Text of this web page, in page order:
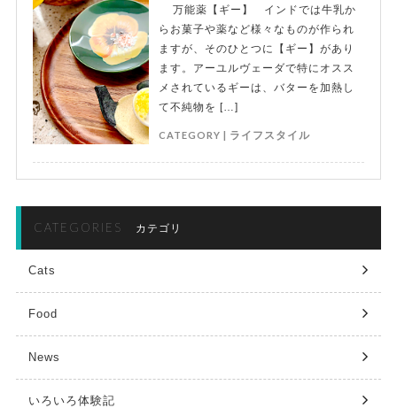
万能薬【ギー】 インドでは牛乳か
らお菓子や薬など様々なものが作られ
ますが、そのひとつに【ギー】があり
ます。アーユルヴェーダで特にオスス
メされているギーは、バターを加熱し
て不純物を […]
CATEGORY | ライフスタイル
CATEGORIES カテゴリ
Cats
Food
News
いろいろ体験記